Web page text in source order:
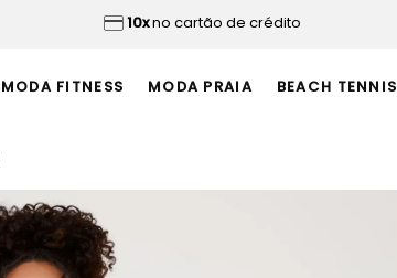
10xno cartão de crédito
MODA FITNESS MODA PRAIA BEACH TENNIS